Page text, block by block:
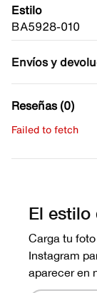
Estilo
BA5928-010
Envíos y
Reseñas (0)
Failed to fetch